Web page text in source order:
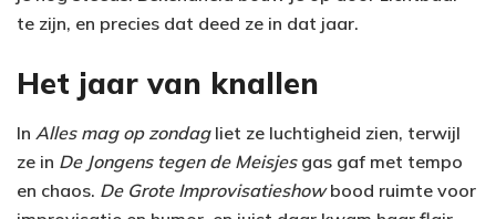
te zijn, en precies dat deed ze in dat jaar.
Het jaar van knallen
In Alles mag op zondagliet ze luchtigheid zien, terwijl
ze in De Jongens tegen de Meisjesgas gaf met tempo
en chaos. De Grote Improvisatieshowbood ruimte voor